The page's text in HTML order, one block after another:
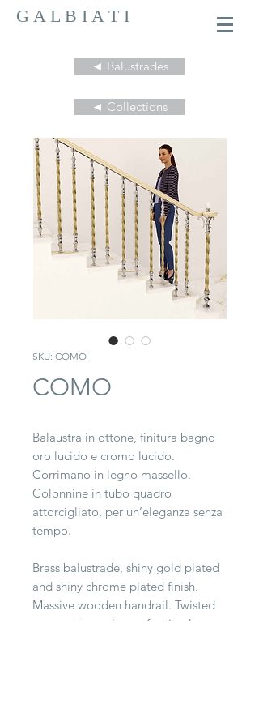
G A L B I A T I
◄ Balustrades
◄ Collections
SKU: COMO
COMO
Balaustra in ottone, finitura bagno
oro lucido e cromo lucido.
Corrimano in legno massello.
Colonnine in tubo quadro
attorcigliato, per un’eleganza senza
tempo.
Brass balustrade, shiny gold plated
and shiny chrome plated finish.
Massive wooden handrail. Twisted
square tube columns for timeless